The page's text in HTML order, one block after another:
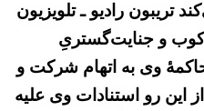
تریبون رادیو ـ تلویزیون
و جنایت‌گستریِ
وی به اتهام شرکت و
قتل‌عام ۶۷ کند. از این رو استنادات وی علیه